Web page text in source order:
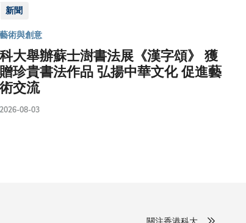
新聞
術與創意
科大舉辦蘇士澍書法展《漢字頌》 獲
贈珍貴書法作品 弘揚中華文化 促進藝
術交流
2026-08-03